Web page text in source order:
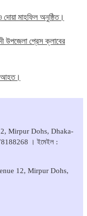
মাহফিল অনুষ্ঠিত।
উপজেলা প্রেস ক্লাবের
আহত।
Mirpur Dohs, Dhaka-
। ইমেইল :
12, Mirpur Dohs,